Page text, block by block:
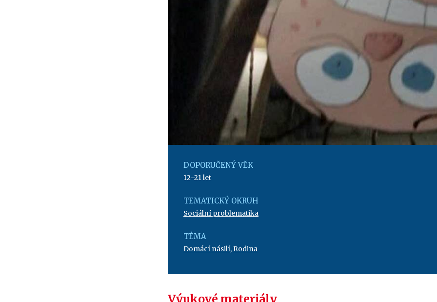
DOPORUČENÝ VĚK
12–21 let
TEMATICKÝ OKRUH
Sociální problematika
TÉMA
Domácí násilí,Rodina
Výukové materiály